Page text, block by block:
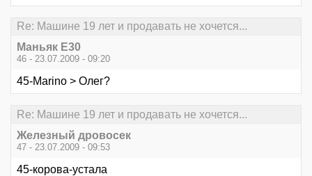
Re: Машине 19 лет и продавать не хочется...
Маньяк E30
46 - 23.07.2009 - 09:20
45-Marino > Олег?
Re: Машине 19 лет и продавать не хочется...
Железный дровосек
47 - 23.07.2009 - 09:53
45-корова-устала